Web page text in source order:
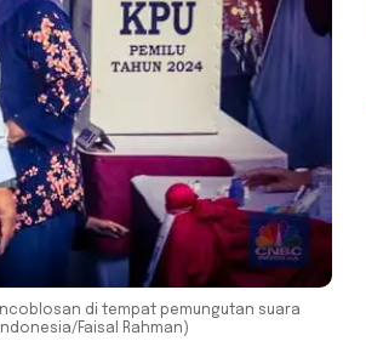
di tempat pemungutan suara
Faisal Rahman)